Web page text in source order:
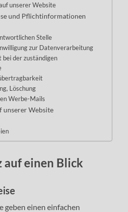
unserer Website
und Pflichtinformationen
Stelle
zur Datenverarbeitung
bei der zuständigen
Löschung
Werbe-Mails
unserer Website
auf einen Blick
geben einen einfachen